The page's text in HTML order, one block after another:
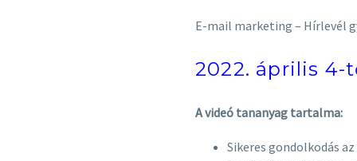
E-mail marketing – Hírlevél
2022. április 4-
A videó tananyag tartalma:
Sikeres gondolkodás